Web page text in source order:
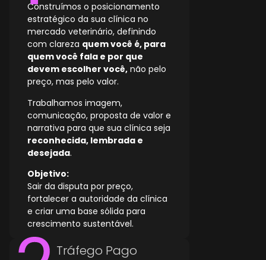
Construímos o posicionamento
estratégico da sua clínica no
mercado veterinário, definindo
com clareza quem você é, para
quem você fala e por que
devem escolher você, não pelo
preço, mas pelo valor.
Trabalhamos imagem,
comunicação, proposta de valor e
narrativa para que sua clínica seja
reconhecida, lembrada e
desejada.
Objetivo:
Sair da disputa por preço,
fortalecer a autoridade da clínica
e criar uma base sólida para
crescimento sustentável.
Tráfego Pago